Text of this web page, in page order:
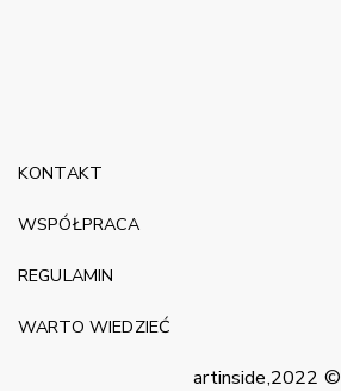
artinside,2022 ©
KONTAKT
WSPÓŁPRACA
REGULAMIN
WARTO WIEDZIEĆ